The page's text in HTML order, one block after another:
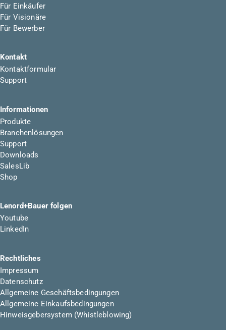
Für Einkäufer
Für Visionäre
Für Bewerber
Kontakt
Kontaktformular
Support
Informationen
Produkte
Branchenlösungen
Support
Downloads
SalesLib
Shop
Lenord+Bauer folgen
Youtube
LinkedIn
Rechtliches
Impressum
Datenschutz
Allgemeine Geschäftsbedingungen
Allgemeine Einkaufsbedingungen
Hinweisgebersystem (Whistleblowing)